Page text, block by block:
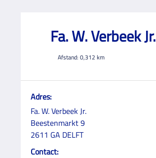
Fa. W. Verbeek Jr.
Afstand: 0,312 km
Adres:
Fa. W. Verbeek Jr.
Beestenmarkt 9
2611 GA DELFT
Contact: